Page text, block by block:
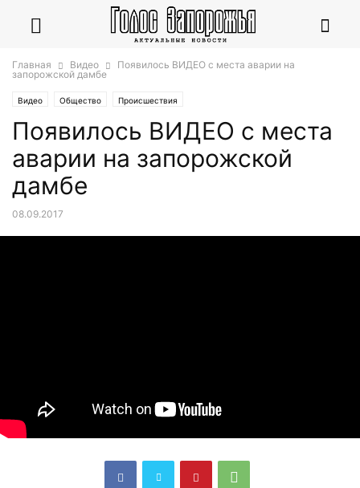
Главная Видео
Появилось ВИДЕО с места аварии на
запорожской дамбе
Видео Общество Происшествия
Появилось ВИДЕО с места
аварии на запорожской
дамбе
08.09.2017